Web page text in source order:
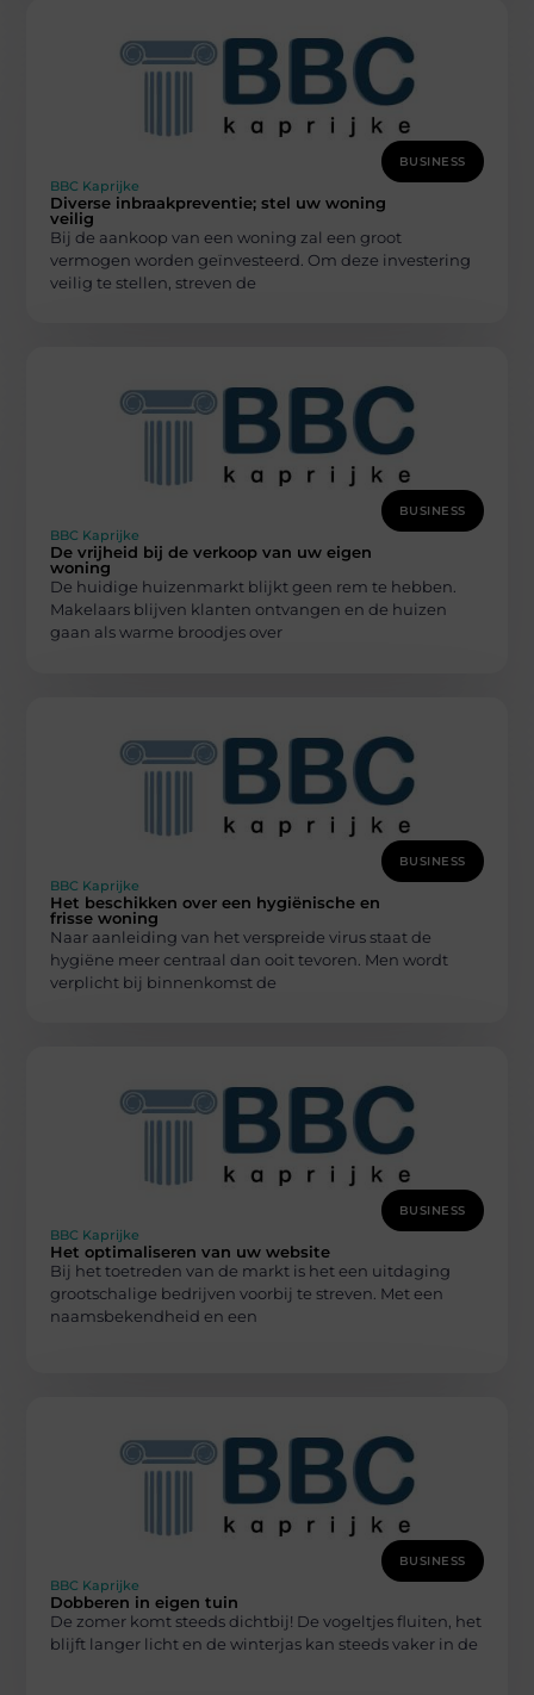
BUSINESS
BBC Kaprijke
Diverse inbraakpreventie; stel uw woning
veilig
Bij de aankoop van een woning zal een groot
vermogen worden geïnvesteerd. Om deze investering
veilig te stellen, streven de
BUSINESS
BBC Kaprijke
De vrijheid bij de verkoop van uw eigen
woning
De huidige huizenmarkt blijkt geen rem te hebben.
Makelaars blijven klanten ontvangen en de huizen
gaan als warme broodjes over
BUSINESS
BBC Kaprijke
Het beschikken over een hygiënische en
frisse woning
Naar aanleiding van het verspreide virus staat de
hygiëne meer centraal dan ooit tevoren. Men wordt
verplicht bij binnenkomst de
BUSINESS
BBC Kaprijke
Het optimaliseren van uw website
Bij het toetreden van de markt is het een uitdaging
grootschalige bedrijven voorbij te streven. Met een
naamsbekendheid en een
BUSINESS
BBC Kaprijke
Dobberen in eigen tuin
De zomer komt steeds dichtbij! De vogeltjes fluiten, het
blijft langer licht en de winterjas kan steeds vaker in de